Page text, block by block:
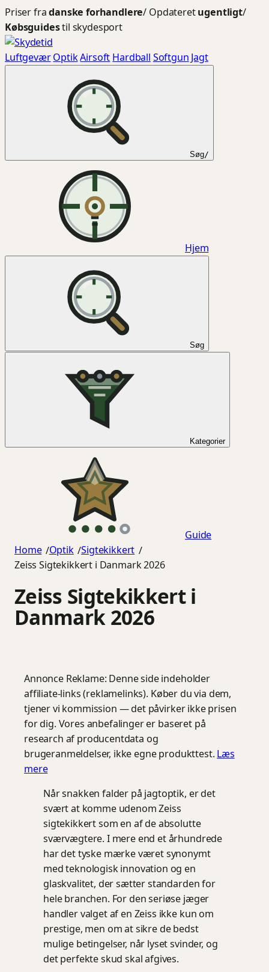
Spring
til
indhold
Priser fradanske forhandlere/ Opdateretugentligt/
Købsguidestil skydesport
Luftgevær OptikAirsoft Hardball Softgun Jagt
Søg/
Hjem
Søg
Kategorier
Guide
Home /Optik /Sigtekikkert /
Zeiss Sigtekikkert i Danmark 2026
Zeiss Sigtekikkert i
Danmark 2026
Annonce Reklame: Denne side indeholder
affiliate-links (reklamelinks). Køber du via dem,
tjener vi kommission — det påvirker ikke prisen
for dig. Vores anbefalinger er baseret på
research af producentdata og
brugeranmeldelser, ikke egne produkttest. Læs
mere
Når snakken falder på jagtoptik, er det
svært at komme udenom Zeiss
sigtekikkert som en af de absolutte
sværvægtere. I mere end et århundrede
har det tyske mærke været synonymt
med teknologisk innovation og en
glaskvalitet, der sætter standarden for
hele branchen. For den seriøse jæger
handler valget af en Zeiss ikke kun om
prestige, men om at sikre de bedst
mulige betingelser, når lyset svinder, og
det perfekte skud skal afgives.